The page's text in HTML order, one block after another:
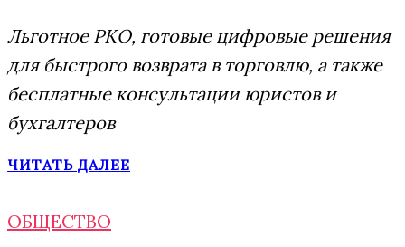
Льготное РКО, готовые цифровые решения
для быстрого возврата в торговлю, а также
бесплатные консультации юристов и
бухгалтеров
ЧИТАТЬ ДАЛЕЕ
ОБЩЕСТВО